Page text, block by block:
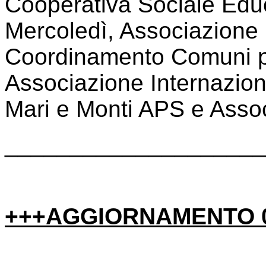
Mercoledì,
Coordinamento Comuni
Associazione
Mari e Monti APS e
+++AGGIORNAMENTO